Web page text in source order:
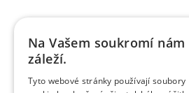
Na Vašem soukromí nám
záleží.
Tyto webové stránky používají soubory